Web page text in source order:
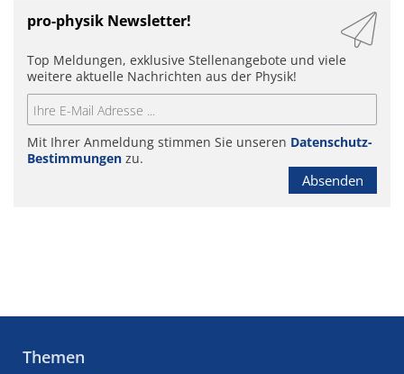
pro-physik Newsletter!
Top Meldungen, exklusive Stellenangebote und viele
weitere aktuelle Nachrichten aus der Physik!
Mit Ihrer Anmeldung stimmen Sie unseren Datenschutz-
Bestimmungen zu.
Absenden
Themen